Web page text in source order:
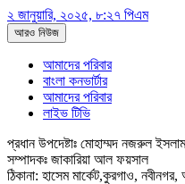
২ জানুয়ারি, ২০২৫, ৮:২৭ পিএম
আরও নিউজ
আমাদের পরিবার
বাংলা কনভার্টার
আমাদের পরিবার
লাইভ টিভি
প্রধান উপদেষ্টাঃ মোহাম্মদ নজরুল
সম্পাদকঃ জাকারিয়া আল ফয়সাল
ঠিকানা: হাসেম মার্কেট,কুরগাও,